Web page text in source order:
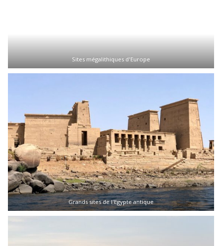
Sites mégalithiques d'Europe
Grands sites de l'Egypte antique